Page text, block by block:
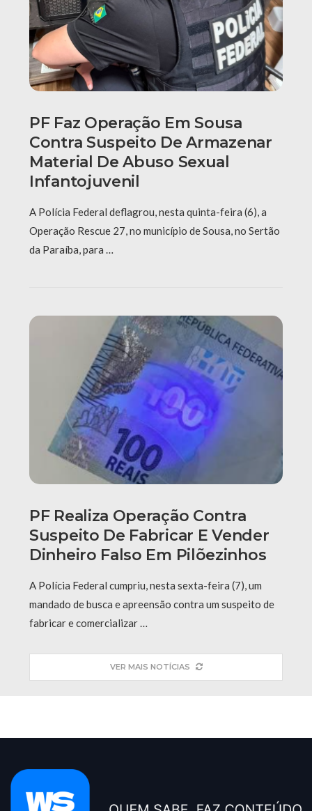
PF Faz Operação Em Sousa
Contra Suspeito De Armazenar
Material De Abuso Sexual
Infantojuvenil
A Polícia Federal deflagrou, nesta quinta-feira (6), a
Operação Rescue 27, no município de Sousa, no Sertão
da Paraíba, para …
PF Realiza Operação Contra
Suspeito De Fabricar E Vender
Dinheiro Falso Em Pilõezinhos
A Polícia Federal cumpriu, nesta sexta-feira (7), um
mandado de busca e apreensão contra um suspeito de
fabricar e comercializar …
VER MAIS NOTÍCIAS